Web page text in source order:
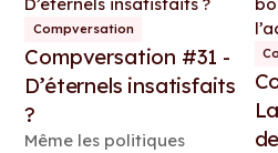
Compversation
Compversation #31 -
D’éternels insatisfaits
?
Même les politiques